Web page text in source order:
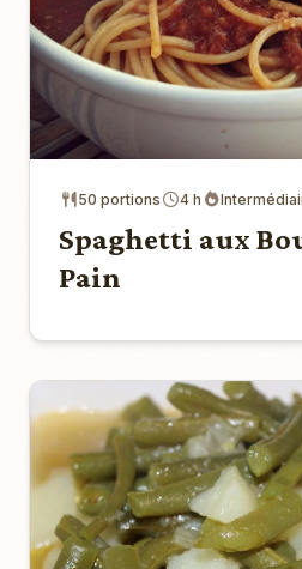
50 portions 4 h
Spaghetti aux
Pain